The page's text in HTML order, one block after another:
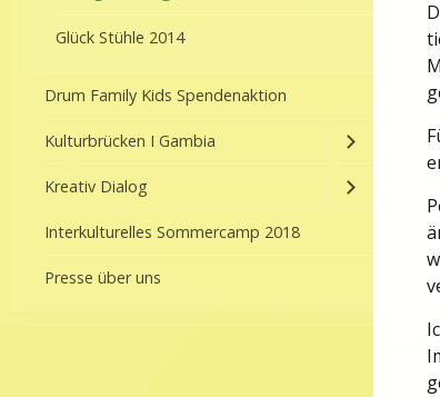
Glück Stühle 2014
Drum Family Kids Spendenaktion
Kulturbrücken I Gambia
Kreativ Dialog
Interkulturelles Sommercamp 2018
Presse über uns